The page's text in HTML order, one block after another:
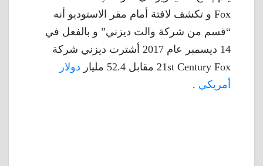
Fox و تكشف لافتة أمام مقر الاستوديو أنه
“قسم من شركة والت ديزني” و بالفعل في
14 ديسمبر عام 2017 أشترت ديزني شركة
21st Century Fox مقابل 52.4 مليار
دولار
أمريكي .